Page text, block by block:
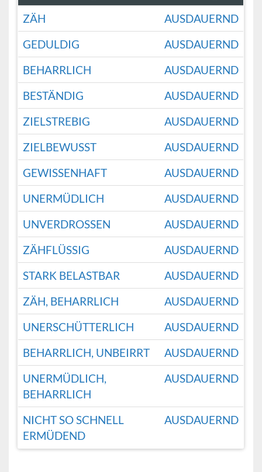
ZÄH
AUSDAUERND
GEDULDIG
AUSDAUERND
BEHARRLICH
AUSDAUERND
BESTÄNDIG
AUSDAUERND
ZIELSTREBIG
AUSDAUERND
ZIELBEWUSST
AUSDAUERND
GEWISSENHAFT
AUSDAUERND
UNERMÜDLICH
AUSDAUERND
UNVERDROSSEN
AUSDAUERND
ZÄHFLÜSSIG
AUSDAUERND
STARK BELASTBAR
AUSDAUERND
ZÄH, BEHARRLICH
AUSDAUERND
UNERSCHÜTTERLICH
AUSDAUERND
BEHARRLICH, UNBEIRRT
AUSDAUERND
UNERMÜDLICH,
BEHARRLICH
AUSDAUERND
NICHT SO SCHNELL
ERMÜDEND
AUSDAUERND